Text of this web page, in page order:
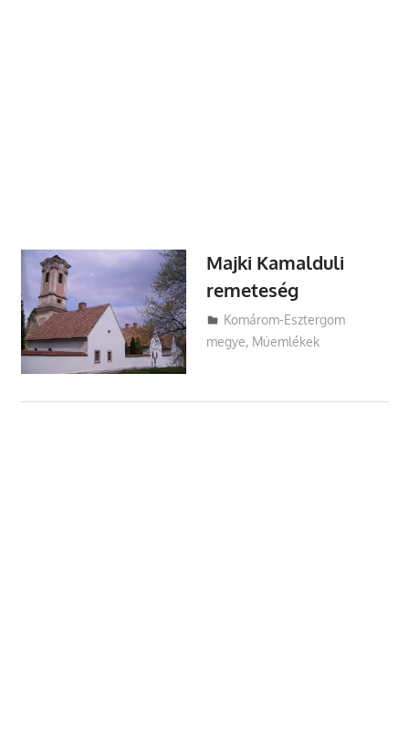
Majki Kamalduli
remeteség
Utazasok.org
Komárom-Esztergom
megye, Műemlékek